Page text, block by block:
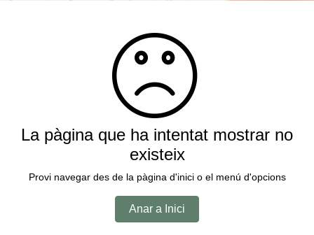
La pàgina que ha intentat mostrar no
existeix
Provi navegar des de la pàgina d'inici o el menú d'opcions
Anar a Inici